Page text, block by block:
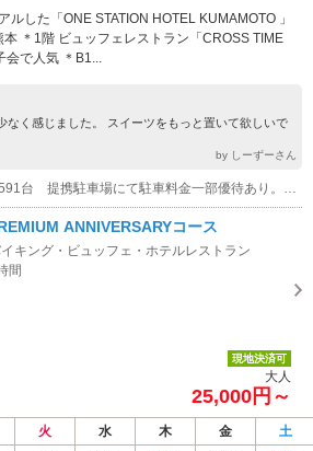
した「ONE STATION HOTEL KUMAMOTO 」
＊1階 ビュッフェレストラン「CROSS TIME
会で人気 ＊B1...
なく感じました。 スイーツをもっと置いて欲しいで
by しーずーさん
近隣駐車場あり（有料）591台 提携駐車場にて駐車料金一部優待あり。満車時は近隣の有料駐車場をご利用ください。
ANNIVERSARYコース
キング・ビュッフェ・ホテルレストラン
間
現地決済可
大人
25,000円～
火 水 木 金
土